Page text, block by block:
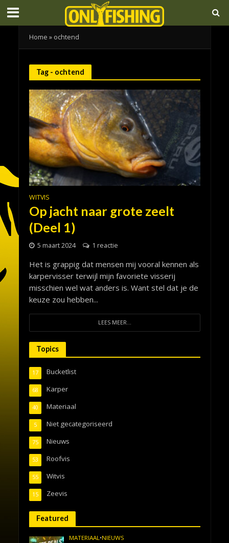
Home » ochtend
Tag - ochtend
WITVIS
Op jacht naar grote zeelt
(Deel 1)
5 maart 2024 1 reactie
Het is grappig dat mensen mij vooral kennen als
karpervisser terwijl mijn favoriete visserij
misschien wel wat anders is. Want stel dat je de
keuze zou hebben...
LEES MEER...
Topics
Bucketlist
17
Karper
68
Materiaal
40
Niet gecategoriseerd
5
Nieuws
75
Roofvis
53
Witvis
55
Zeevis
15
Featured
MATERIAAL •NIEUWS